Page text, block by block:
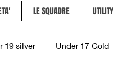
LE SQUADRE UTILITY
19 silver Under 17 Gold